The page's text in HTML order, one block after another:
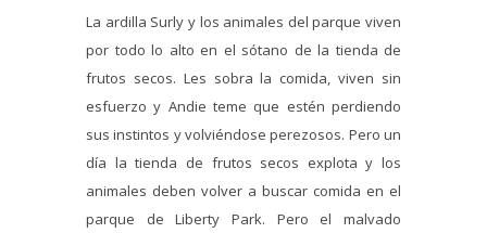
La ardilla Surly y los animales del parque viven
por todo lo alto en el sótano de la tienda de
frutos secos. Les sobra la comida, viven sin
esfuerzo y Andie teme que estén perdiendo
sus instintos y volviéndose perezosos. Pero un
día la tienda de frutos secos explota y los
animales deben volver a buscar comida en el
parque de Liberty Park. Pero el malvado